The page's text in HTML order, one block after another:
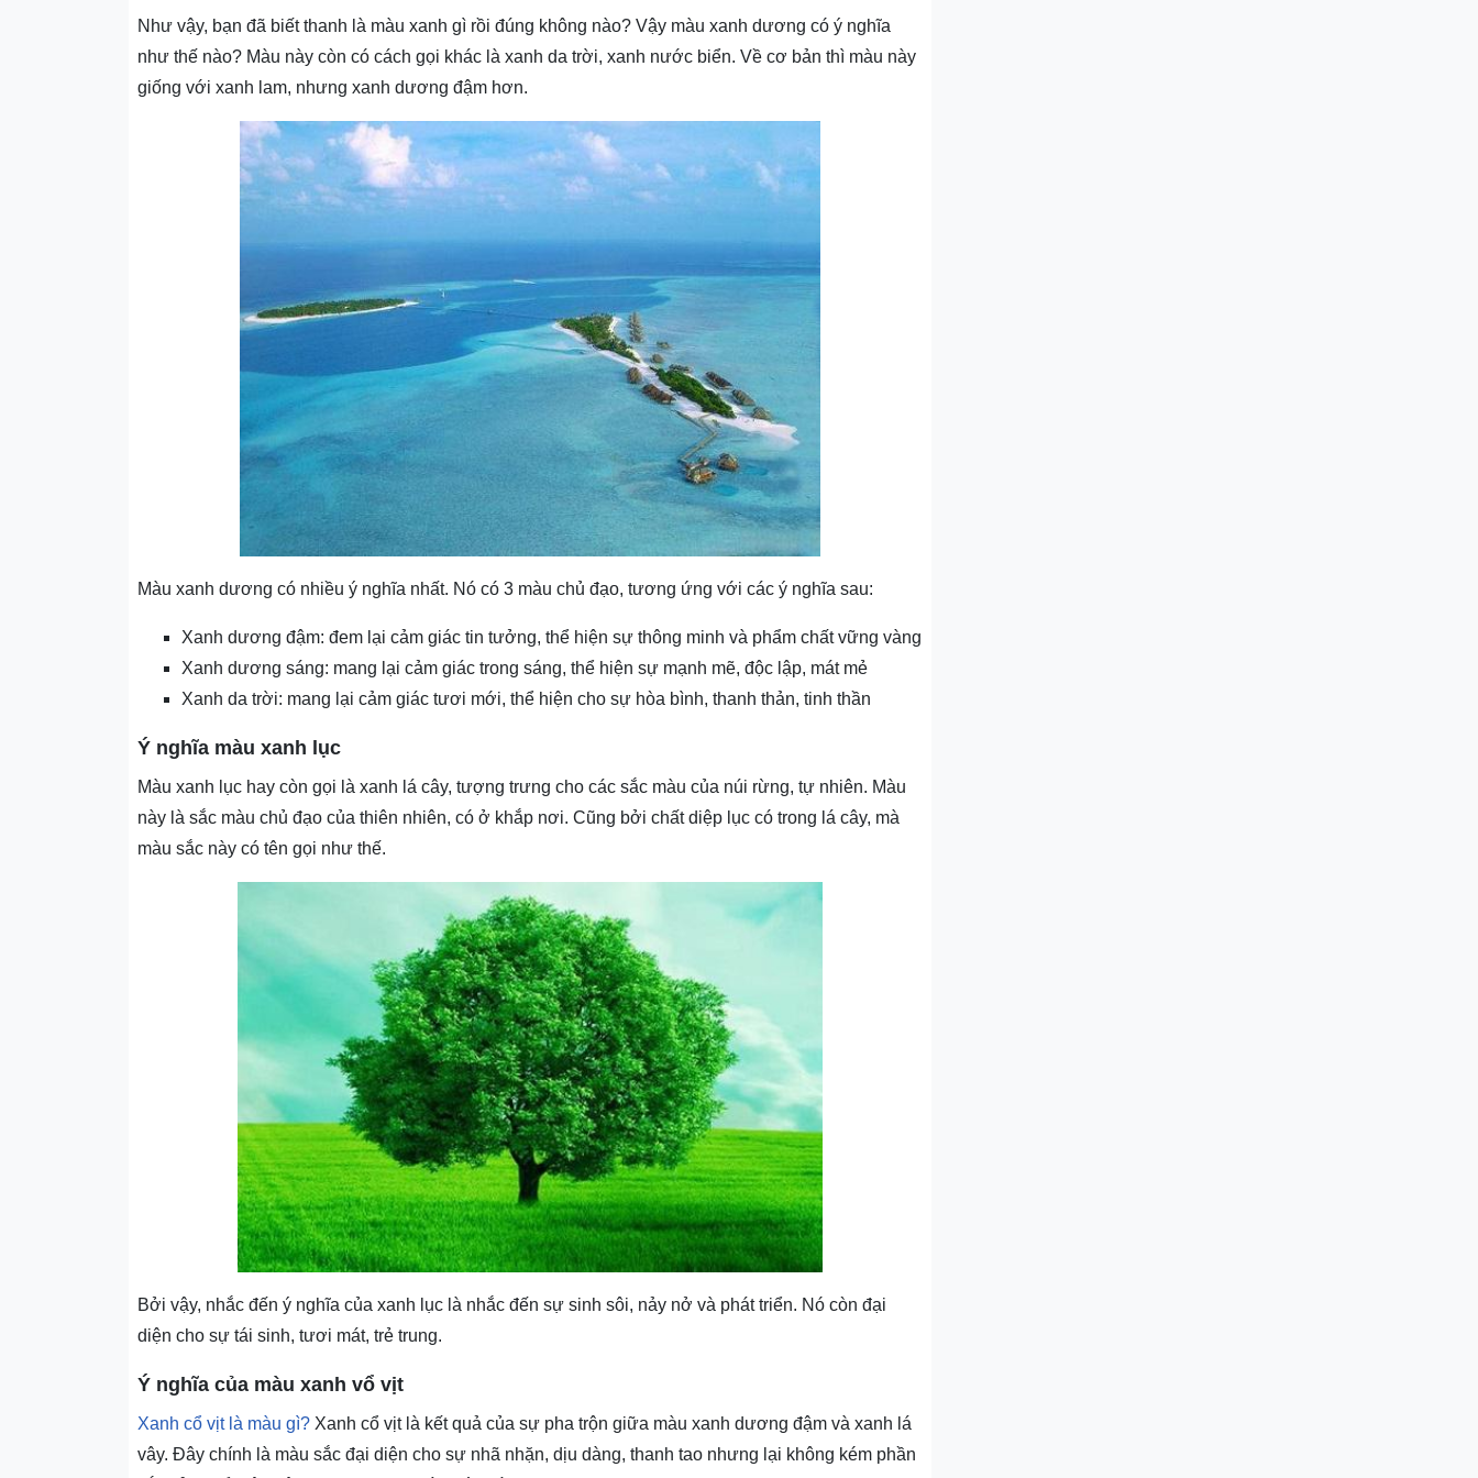
Như vậy, bạn đã biết thanh là màu xanh gì rồi đúng không nào? Vậy màu xanh dương có ý nghĩa
như thế nào? Màu này còn có cách gọi khác là xanh da trời, xanh nước biển. Về cơ bản thì màu này
giống với xanh lam, nhưng xanh dương đậm hơn.
Màu xanh dương có nhiều ý nghĩa nhất. Nó có 3 màu chủ đạo, tương ứng với các ý nghĩa sau:
Xanh dương đậm: đem lại cảm giác tin tưởng, thể hiện sự thông minh và phẩm chất vững vàng
Xanh dương sáng: mang lại cảm giác trong sáng, thể hiện sự mạnh mẽ, độc lập, mát mẻ
Xanh da trời: mang lại cảm giác tươi mới, thể hiện cho sự hòa bình, thanh thản, tinh thần
Ý nghĩa màu xanh lục
Màu xanh lục hay còn gọi là xanh lá cây, tượng trưng cho các sắc màu của núi rừng, tự nhiên. Màu
này là sắc màu chủ đạo của thiên nhiên, có ở khắp nơi. Cũng bởi chất diệp lục có trong lá cây, mà
màu sắc này có tên gọi như thế.
Bởi vậy, nhắc đến ý nghĩa của xanh lục là nhắc đến sự sinh sôi, nảy nở và phát triển. Nó còn đại
diện cho sự tái sinh, tươi mát, trẻ trung.
Ý nghĩa của màu xanh vổ vịt
Xanh cổ vịt là màu gì? Xanh cổ vịt là kết quả của sự pha trộn giữa màu xanh dương đậm và xanh lá
vây. Đây chính là màu sắc đại diện cho sự nhã nhặn, dịu dàng, thanh tao nhưng lại không kém phần